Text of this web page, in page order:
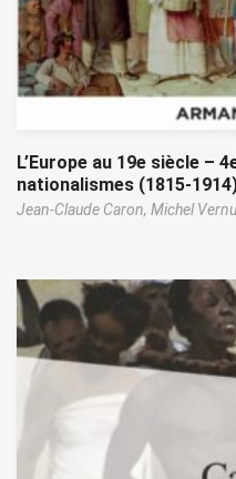
L’Europe au 19e siècle –
nationalismes (1815-
Jean-Claude Caron, Michel